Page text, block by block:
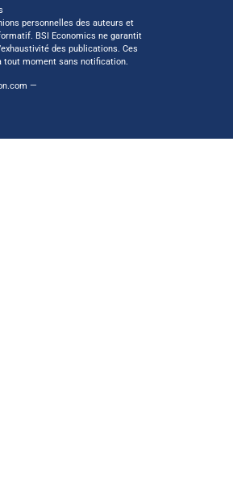
personnelles des auteurs et
BSI Economics ne garantit
des publications. Ces
tout moment sans notification.
—